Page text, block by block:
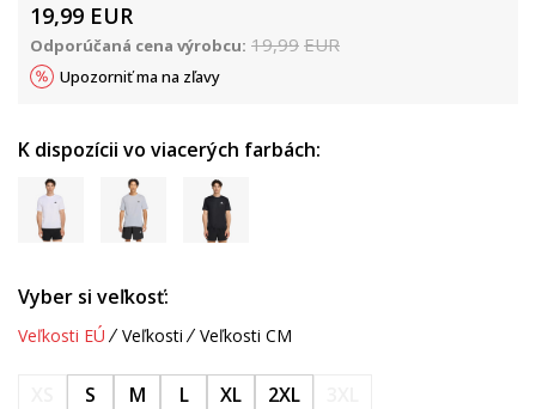
19,99 EUR
Odporúčaná cena výrobcu: 19,99 EUR
Upozorniť ma na zľavy
K dispozícii vo viacerých farbách:
Vyber si veľkosť:
Veľkosti EÚ Veľkosti Veľkosti CM
S M L XL 2XL